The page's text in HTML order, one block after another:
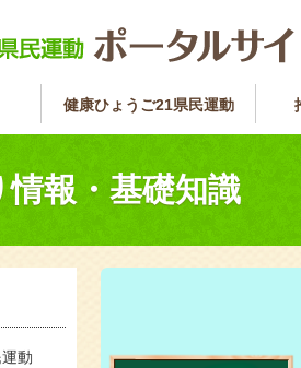
健康ひょうご21県民運動
報・基礎知識
動